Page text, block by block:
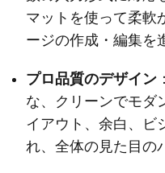
マットを使って柔軟
ージの作成・編集を
プロ品質のデザイン
な、クリーンでモダ
イアウト、余白、ビ
れ、全体の見た目の